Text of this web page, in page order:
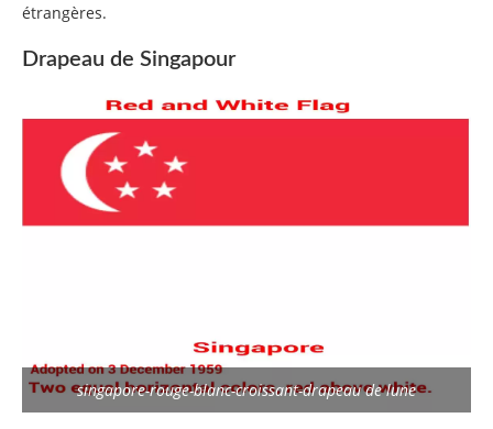
étrangères.
Drapeau de Singapour
singapore-rouge-blanc-croissant-drapeau de lune